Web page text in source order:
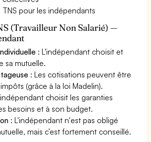
TNS pour les indépendants
(Travailleur Non Salarié) —
: L'indépendant choisit et
sa mutuelle.
: Les cotisations peuvent être
(grâce à la loi Madelin).
choisit les garanties
besoins et à son budget.
: L'indépendant n'est pas obligé
mais c’est fortement conseillé.